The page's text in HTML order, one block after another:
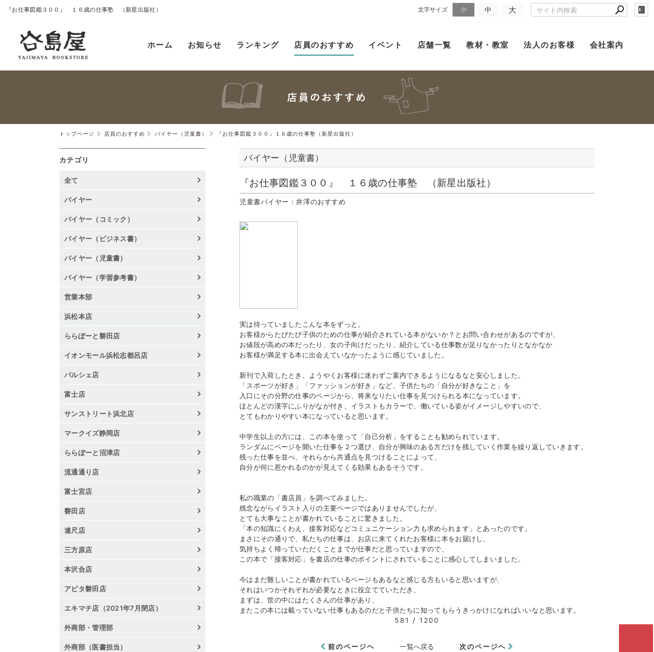
『お仕事図鑑３００』 １６歳の仕事塾 （新星出版社） 文字サイズ 小 中 大
ホーム お知らせ ランキング 店員のおすすめ イベント 店舗一覧 教材・教室 法人のお客様 会社案内
トップページ 店員のおすすめ バイヤー（児童書） 『お仕事図鑑３００』１６歳の仕事塾（新星出版社）
バイヤー（児童書）
『お仕事図鑑３００』 １６歳の仕事塾 （新星出版社）
児童書バイヤー：井澤のおすすめ
実は待っていましたこんな本をずっと。
お客様からたびたび子供のための仕事が紹介されている本がないか？とお問い合わせがあるのですが、
お値段が高めの本だったり、女の子向けだったり、紹介している仕事数が足りなかったりとなかなか
お客様が満足する本に出会えていなかったように感じていました。
新刊で入荷したとき、ようやくお客様に迷わずご案内できるようになるなと安心しました。
「スポーツが好き」「ファッションが好き」など、子供たちの「自分が好きなこと」を
入口にその分野の仕事のページから、将来なりたい仕事を見つけられる本になっています。
ほとんどの漢字にふりがなが付き、イラストもカラーで、働いている姿がイメージしやすいので、
とてもわかりやすい本になっていると思います。
中学生以上の方には、この本を使って「自己分析」をすることも勧められています。
ランダムにページを開いた仕事を２つ選び、自分が興味のある方だけを残していく作業を繰り返していきます。
残った仕事を並べ、それらから共通点を見つけることによって、
自分が何に惹かれるのかが見えてくる効果もあるそうです。
私の職業の「書店員」を調べてみました。
残念ながらイラスト入りの主要ページではありませんでしたが、
とても大事なことが書かれていることに驚きました。
「本の知識にくわえ、接客対応などコミュニケーション力も求められます」とあったのです。
まさにその通りで、私たちの仕事は、お店に来てくれたお客様に本をお届けし、
気持ちよく帰っていただくことまでが仕事だと思っていますので、
この本で「接客対応」を書店の仕事のポイントにされていることに感心してしまいました。
今はまだ難しいことが書かれているページもあるなと感じる方もいると思いますが、
それはいつかそれぞれが必要なときに役立てていただき、
まずは、世の中にはたくさんの仕事があり、
またこの本には載っていない仕事もあるのだと子供たちに知ってもらうきっかけになればいいなと思います。
581 / 1200
前のページヘ 一覧へ戻る 次のページヘ
カテゴリ
全て
バイヤー
バイヤー（コミック）
バイヤー（ビジネス書）
バイヤー（児童書）
バイヤー（学習参考書）
営業本部
浜松本店
ららぽーと磐田店
イオンモール浜松志都呂店
パルシェ店
富士店
サンストリート浜北店
マークイズ静岡店
ららぽーと沼津店
流通通り店
富士宮店
磐田店
連尺店
三方原店
本沢合店
アピタ磐田店
エキマチ店（2021年7月閉店）
外商部・管理部
外商部（医書担当）